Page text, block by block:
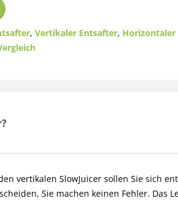
, Vertikaler Entsafter, Horizontaler
vertikalen SlowJuicer sollen Sie sich
Sie machen keinen Fehler. Das